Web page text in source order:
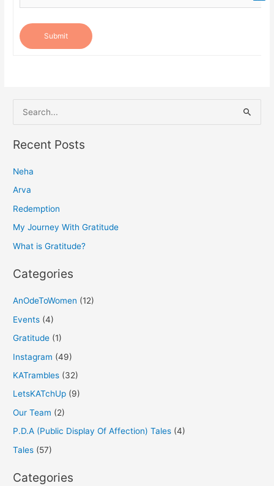
Submit
e
a
c
h
f
o
Recent Posts
Neha
Arva
Redemption
My Journey With Gratitude
What is Gratitude?
Categories
AnOdeToWomen (12)
Events (4)
Gratitude (1)
Instagram (49)
KATrambles (32)
LetsKATchUp (9)
Our Team (2)
P.D.A (Public Display Of Affection) Tales (4)
Tales (57)
Categories